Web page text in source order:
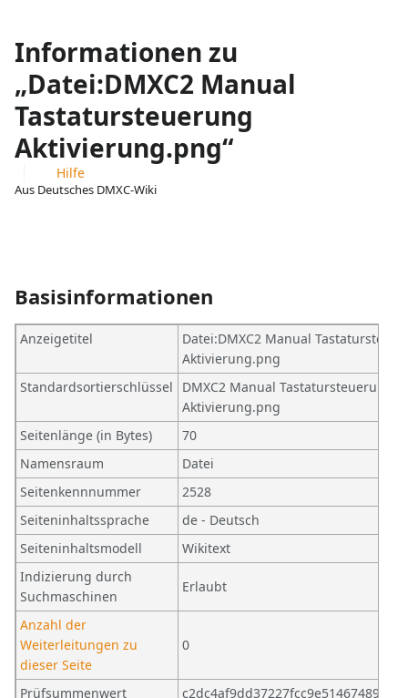
Informationen zu
„Datei:DMXC2 Manual
Tastatursteuerung
Aktivierung.png“
Hilfe
Aus Deutsches DMXC-Wiki
Basisinformationen
Anzeigetitel
Datei:DMXC2 Manual
Aktivierung.png
Standardsortierschlüssel
DMXC2 Manual Tastatursteuerung
Aktivierung.png
Seitenlänge (in Bytes)
70
Namensraum
Datei
Seitenkennnummer
2528
Seiteninhaltssprache
de - Deutsch
Seiteninhaltsmodell
Wikitext
Indizierung durch
Suchmaschinen
Erlaubt
Anzahl der
Weiterleitungen zu
dieser Seite
0
Prüfsummenwert